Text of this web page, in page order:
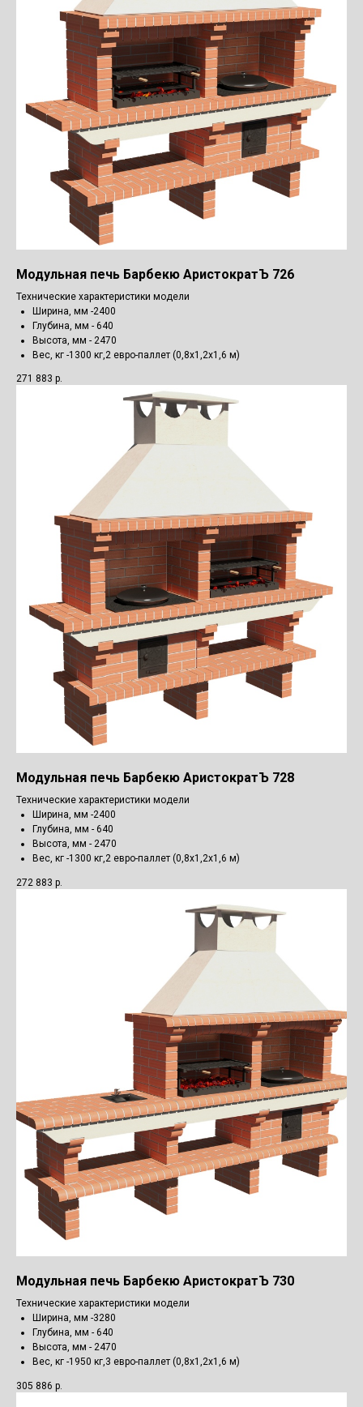
Модульная печь Барбекю АристократЪ 726
Технические характеристики модели
Ширина, мм -2400
Глубина, мм - 640
Высота, мм - 2470
Вес, кг -1300 кг,2 евро-паллет (0,8х1,2х1,6 м)
271 883 р.
Модульная печь Барбекю АристократЪ 728
Технические характеристики модели
Ширина, мм -2400
Глубина, мм - 640
Высота, мм - 2470
Вес, кг -1300 кг,2 евро-паллет (0,8х1,2х1,6 м)
272 883 р.
Модульная печь Барбекю АристократЪ 730
Технические характеристики модели
Ширина, мм -3280
Глубина, мм - 640
Высота, мм - 2470
Вес, кг -1950 кг,3 евро-паллет (0,8х1,2х1,6 м)
305 886 р.